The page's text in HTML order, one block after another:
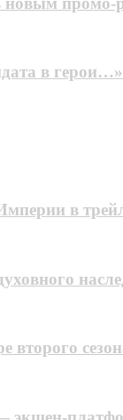
в
в
второго